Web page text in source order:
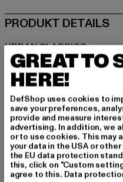
PRODUKT DETAILS
URBAN CLASSICS
Ladies Extended Shoulder
Das Ladies Extended
kommt im cleanen Beige
für jeden Fit. Aus 100%
den Komfort, den du vom
Der normale Schnitt und
machen dieses
deinen Daily-Rotate. Ob
Club oder Solo für den
GREAT TO
HERE!
DefShop uses cookies to
save your preferences,
provide and measure
advertising. In addition, we
or to use cookies. This may
your data in the USA or
the EU data protection
this, click on "Custom
agree to this. Data